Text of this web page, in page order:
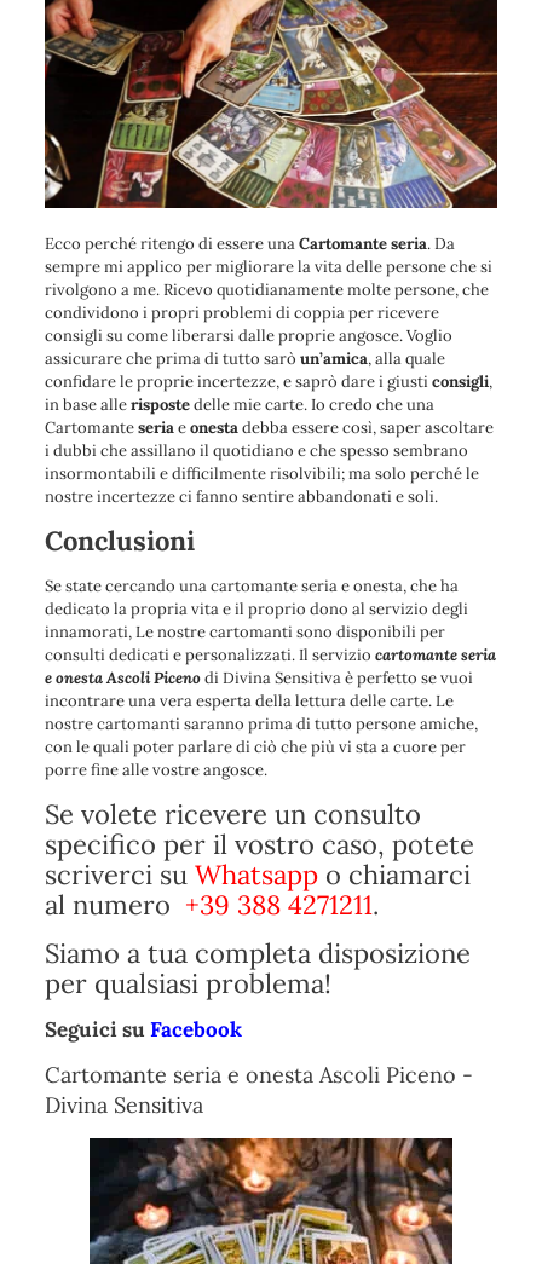
Ecco perché ritengo di essere unaCartomante seria. Da
sempre mi applico per migliorare la vita delle persone che si
rivolgono a me. Ricevo quotidianamente molte persone, che
condividono i propri problemi di coppia per ricevere
consigli su come liberarsi dalle proprie angosce. Voglio
assicurare che prima di tutto sarò un’amica, alla quale
confidare le proprie incertezze, e saprò dare i giusticonsigli,
in base allerispostedelle mie carte. Io credo che una
Cartomanteseriaeonestadebba essere così, saper ascoltare
i dubbi che assillano il quotidiano e che spesso sembrano
insormontabili e difficilmente risolvibili; ma solo perché le
nostre incertezze ci fanno sentire abbandonati e soli.
Conclusioni
Se state cercando una cartomante seria e onesta, che ha
dedicato la propria vita e il proprio dono al servizio degli
innamorati, Le nostre cartomanti sono disponibili per
consulti dedicati e personalizzati. Il servizio cartomante seria
e onesta Ascoli Picenodi Divina Sensitiva è perfetto se vuoi
incontrare una vera esperta della lettura delle carte. Le
nostre cartomanti saranno prima di tutto persone amiche,
con le quali poter parlare di ciò che più vi sta a cuore per
porre fine alle vostre angosce.
Se volete ricevere un consulto
specifico per il vostro caso, potete
scriverci su Whatsappo chiamarci
al numero +39 388 4271211.
Siamo a tua completa disposizione
per qualsiasi problema!
Seguici su Facebook
Cartomante seria e onesta Ascoli Piceno -
Divina Sensitiva